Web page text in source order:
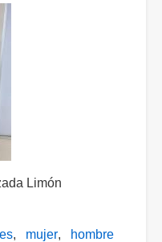
Limón
mujer hombre